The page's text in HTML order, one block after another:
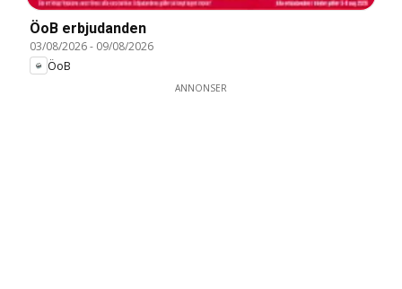
ÖoB erbjudanden
03/08/2026- 09/08/2026
ÖoB
ANNONSER